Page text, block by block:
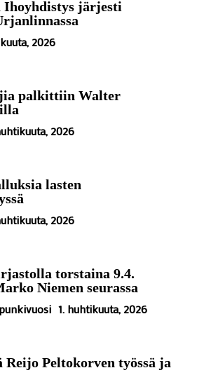
Ihoyhdistys järjesti
2026
palkittiin Walter
2026
lasten
2026
torstaina 9.4.
Niemen seurassa
1. huhtikuuta, 2026
Reijo Peltokorven työssä ja